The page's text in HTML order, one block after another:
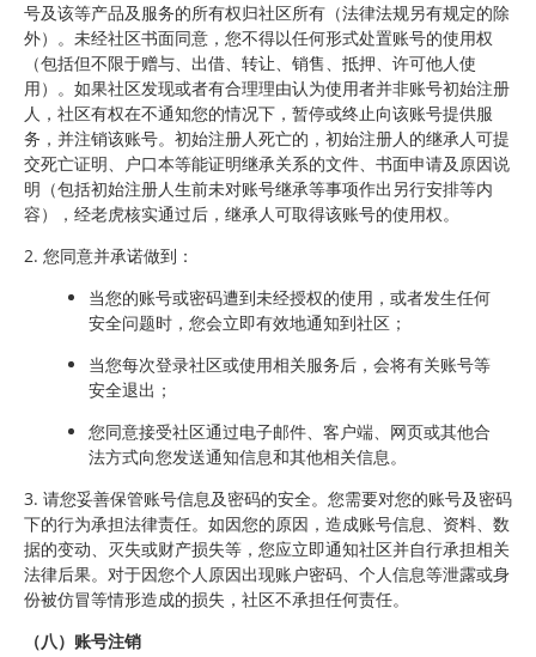
号及该等产品及服务的所有权归社区所有（法律法规另有规定的除
外）。未经社区书面同意，您不得以任何形式处置账号的使用权
（包括但不限于赠与、出借、转让、销售、抵押、许可他人使
用）。如果社区发现或者有合理理由认为使用者并非账号初始注册
人，社区有权在不通知您的情况下，暂停或终止向该账号提供服
务，并注销该账号。初始注册人死亡的，初始注册人的继承人可提
交死亡证明、户口本等能证明继承关系的文件、书面申请及原因说
明（包括初始注册人生前未对账号继承等事项作出另行安排等内
容），经老虎核实通过后，继承人可取得该账号的使用权。
2. 您同意并承诺做到：
当您的账号或密码遭到未经授权的使用，或者发生任何
安全问题时，您会立即有效地通知到社区；
当您每次登录社区或使用相关服务后，会将有关账号等
安全退出；
您同意接受社区通过电子邮件、客户端、网页或其他合
法方式向您发送通知信息和其他相关信息。
3. 请您妥善保管账号信息及密码的安全。您需要对您的账号及密码
下的行为承担法律责任。如因您的原因，造成账号信息、资料、数
据的变动、灭失或财产损失等，您应立即通知社区并自行承担相关
法律后果。对于因您个人原因出现账户密码、个人信息等泄露或身
份被仿冒等情形造成的损失，社区不承担任何责任。
（八）账号注销